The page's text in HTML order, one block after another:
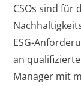
CSOs sind für
ESG-
an
Manager mit